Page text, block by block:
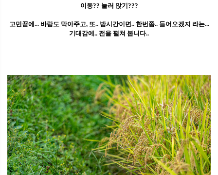
이동?? 눌러 앉기???
고민끝에... 바람도 막아주고, 또.. 밤시간이면.. 한번쯤.. 들어오겠지 라는...
기대감에.. 전을 펼쳐 봅니다..